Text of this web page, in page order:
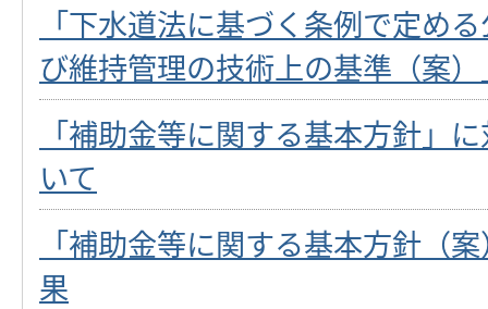
「下水道法に基づく条例で定め
び維持管理の技術上の基準（案
「補助金等に関する基本方針」
いて
「補助金等に関する基本方針（
果